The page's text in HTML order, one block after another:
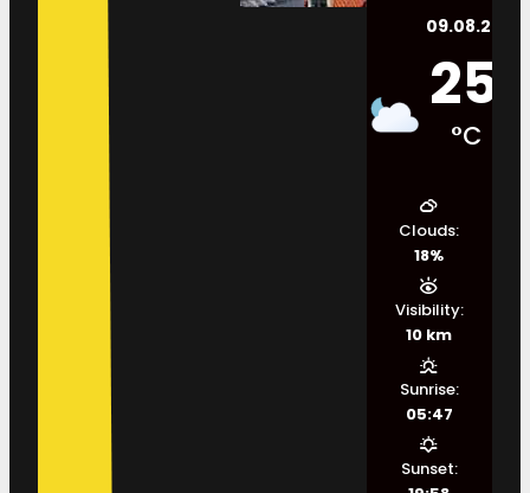
09.08.2026.
25
°C
Clouds:
18%
Visibility:
10 km
Sunrise:
05:47
Sunset: